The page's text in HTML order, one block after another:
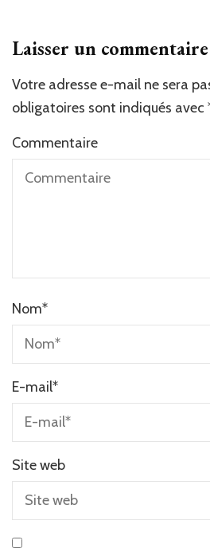
Laisser un commentaire
Votre adresse e-mail ne sera
obligatoires sont indiqués avec
Commentaire
Nom*
E-mail*
Site web